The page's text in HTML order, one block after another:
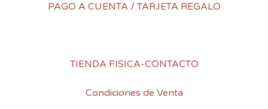
PAGO A CUENTA / TARJETA REGALO
TIENDA FISICA-CONTACTO
Condiciones de Venta